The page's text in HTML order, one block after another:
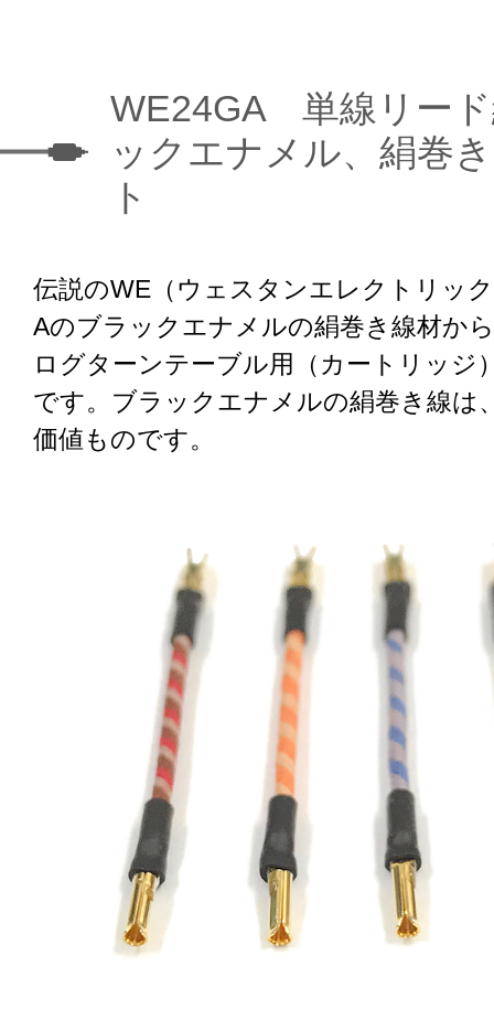
WE24GA 単線リー
ックエナメル、絹巻
ト
伝説のWE（ウェスタンエレクトリッ
Aのブラックエナメルの絹巻き線材か
ログターンテーブル用（カートリッジ
です。ブラックエナメルの絹巻き線は
価値ものです。